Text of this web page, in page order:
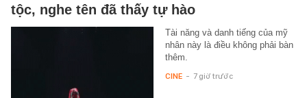
tộc, nghe tên đã thấy tự hào
Tài năng và danh tiếng của mỹ
nhân này là điều không phải bàn
thêm.
CINE - 7 giờ trước